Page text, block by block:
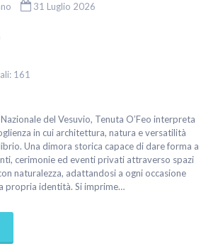
31 Luglio 2026
161
del Vesuvio, Tenuta O’Feo interpreta
in cui architettura, natura e versatilità
Una dimora storica capace di dare forma a
cerimonie ed eventi privati attraverso spazi
naturalezza, adattandosi a ogni occasione
propria identità. Si imprime…